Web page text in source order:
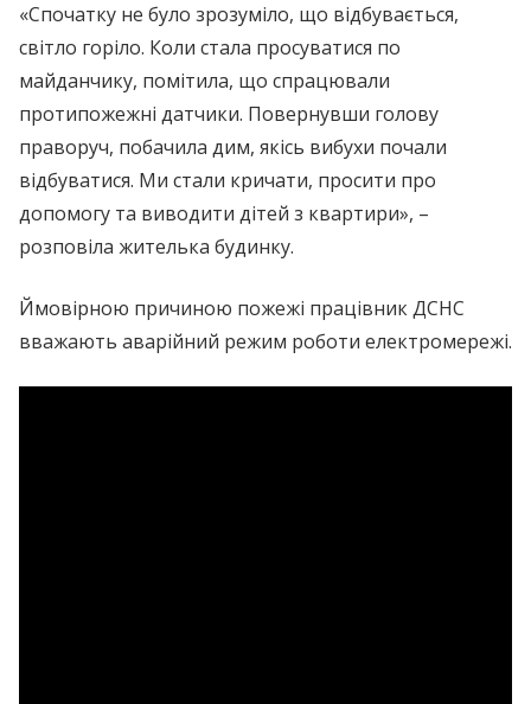
«Спочатку не було зрозуміло, що відбувається,
світло горіло. Коли стала просуватися по
майданчику, помітила, що спрацювали
протипожежні датчики. Повернувши голову
праворуч, побачила дим, якісь вибухи почали
відбуватися. Ми стали кричати, просити про
допомогу та виводити дітей з квартири», –
розповіла жителька будинку.
Ймовірною причиною пожежі працівник ДСНС
вважають аварійний режим роботи електромережі.